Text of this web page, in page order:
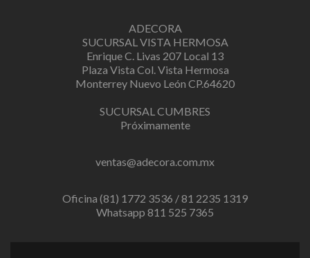
ADECORA
SUCURSAL VISTA HERMOSA
Enrique C. Livas 207 Local 13
Plaza Vista Col. Vista Hermosa
Monterrey Nuevo León CP.64620
SUCURSAL CUMBRES
Próximamente
ventas@adecora.com.mx
Oficina (81) 1772 3536 / 81 2235 1319
Whatsapp 811 525 7365